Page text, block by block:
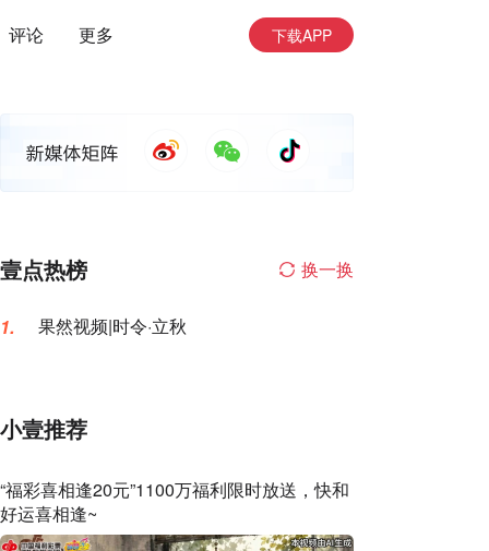
评论 更多 下载APP
壹点热榜 换一换
1. 果然视频|时令·立秋
小壹推荐
“福彩喜相逢20元”1100万福利限时放送，快和
好运喜相逢~